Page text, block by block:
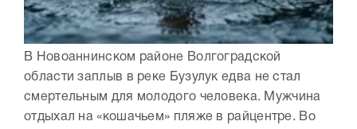
В Новоаннинском районе Волгоградской
области заплыв в реке Бузулук едва не стал
смертельным для молодого человека. Мужчина
отдыхал на «кошачьем» пляже в райцентре. Во